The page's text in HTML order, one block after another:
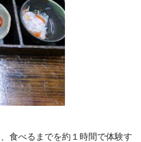
食べるまでを約１時間で体験す